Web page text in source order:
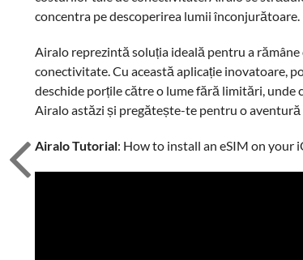
concentra pe descoperirea lumii înconjurătoare.
Airalo reprezintă soluția ideală pentru a
conectivitate. Cu această aplicație inovatoare,
deschide porțile către o lume fără limitări,
Airalo astăzi și pregătește-te pentru o
Airalo Tutorial: How to install an eSIM on your